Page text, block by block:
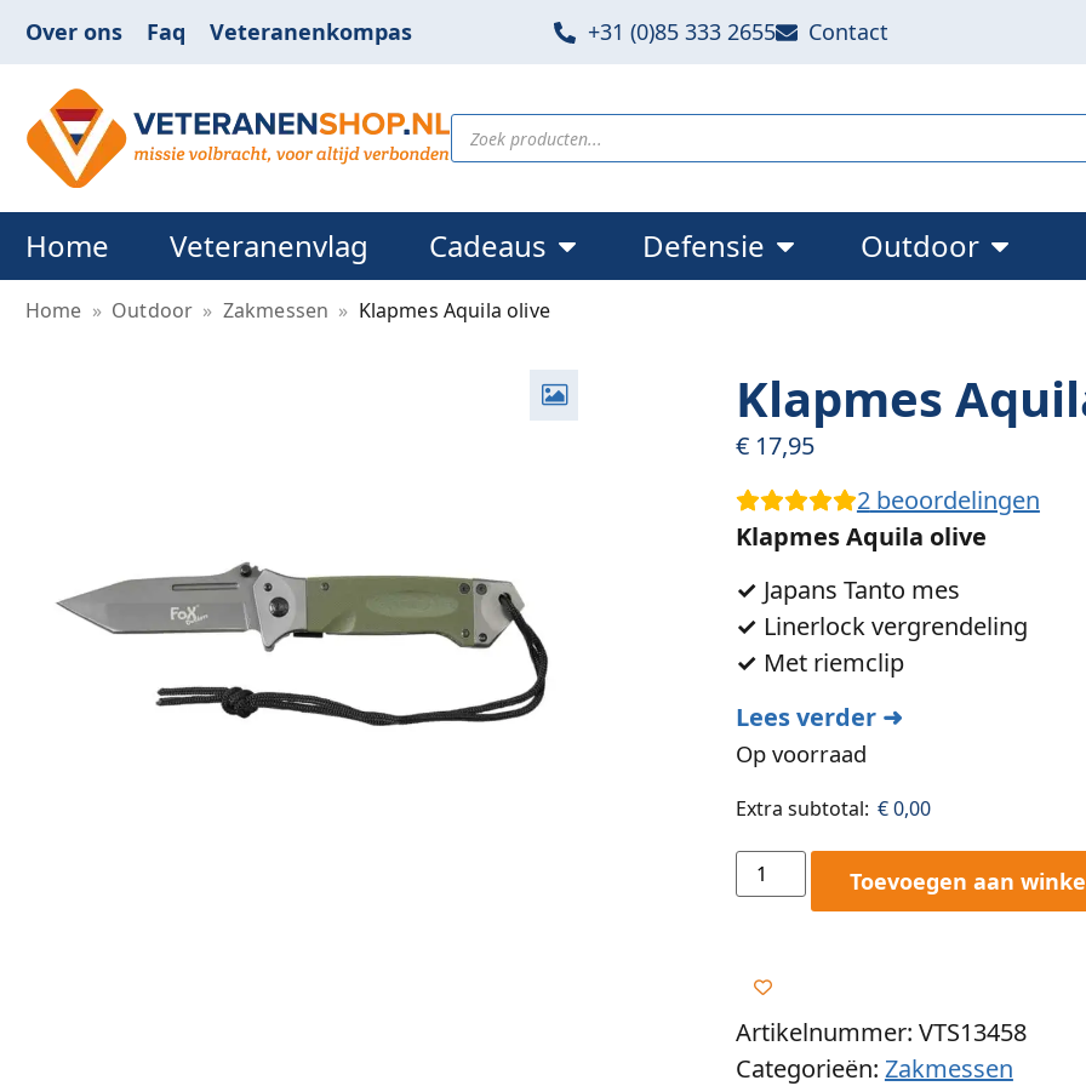
Over ons Faq Veteranenkompas +31 (0)85 333 2655 Contact
Home Veteranenvlag Cadeaus Defensie Outdoor
Home » Outdoor » Zakmessen » Klapmes Aquila olive
Klapmes
€17,95
2beoordelingen
Klapmes Aquila olive
✓ Japans Tanto mes
✓ Linerlock vergrendeling
✓ Met riemclip
Lees verder ➜
Op voorraad
Extra subtotal: €0,00
Toevoegen aan
Artikelnummer: VTS13458
Categorieën: Zakmessen